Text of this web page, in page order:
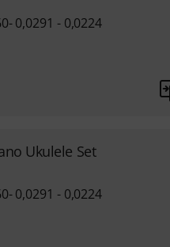
0,0291 - 0,0224
Ukulele Set
0,0291 - 0,0224